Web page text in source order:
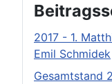
2017 - 1.
Emil Schmidek
Gesamtstand